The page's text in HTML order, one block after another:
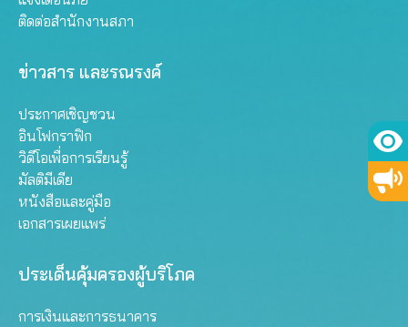
ติดต่อสำนักงานสภา
ข่าวสาร และรณรงค์
ประกาศเชิญชวน
อินโฟกราฟิก
วิดีโอเพื่อการเรียนรู้
มัลติมีเดีย
หนังสือและคู่มือ
เอกสารเผยแพร่
ประเด็นคุ้มครองผู้บริโภค
การเงินและการธนาคาร